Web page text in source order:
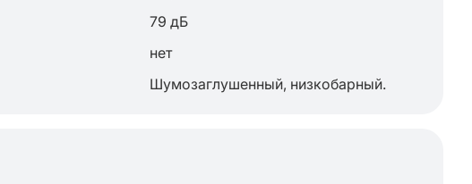
79 дБ
нет
Шумозаглушенный, низкобарный.